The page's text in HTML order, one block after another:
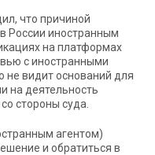
что причиной
России иностранным
на платформах
с иностранными
не видит оснований для
на деятельность
стороны суда.
агентом)
и обратиться в